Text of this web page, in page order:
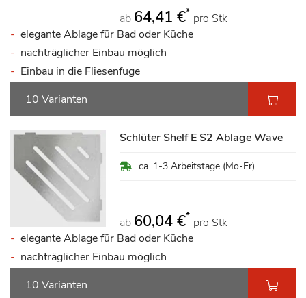
ab 64,41 €* pro Stk
elegante Ablage für Bad oder Küche
nachträglicher Einbau möglich
Einbau in die Fliesenfuge
10 Varianten
Schlüter Shelf E S2 Ablage Wave
ca. 1-3 Arbeitstage (Mo-Fr)
ab 60,04 €* pro Stk
elegante Ablage für Bad oder Küche
nachträglicher Einbau möglich
10 Varianten